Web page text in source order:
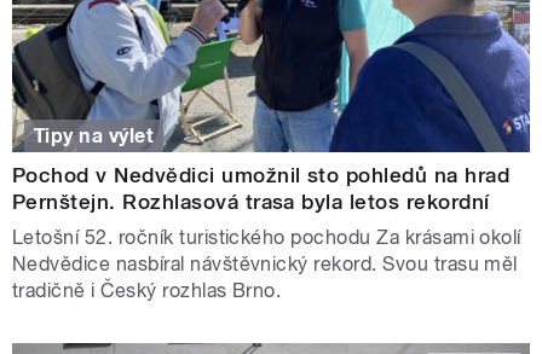
Tipy na výlet
Pochod v Nedvědici umožnil sto pohledů na hrad
Pernštejn. Rozhlasová trasa byla letos rekordní
Letošní 52. ročník turistického pochodu Za krásami okolí
Nedvědice nasbíral návštěvnický rekord. Svou trasu měl
tradičně i Český rozhlas Brno.